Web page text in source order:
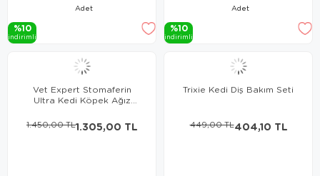
Adet
%10
i̇ndi̇ri̇mli̇
Adet
%10
i̇ndi̇ri̇mli̇
Vet Expert Stomaferin
Ultra Kedi Köpek Ağız
1.305,00 TL
1.450,00 TL
Trixie Kedi Diş Bakım Seti
404,10 TL
449,00 TL